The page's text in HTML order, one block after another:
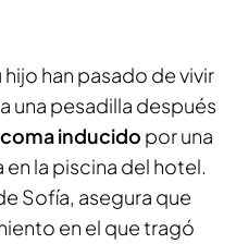
han pasado de vivir
a una pesadilla después
coma inducido por una
la piscina del hotel.
Sofía, asegura que
en el que tragó